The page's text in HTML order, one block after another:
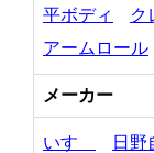
平ボディ
ク
アームロール
メーカー
いすゞ 日野